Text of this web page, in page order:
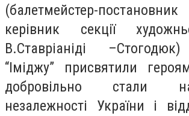
(балетмейстер-
керівник секції
В.Ставріаніді
“Іміджу” присвятили
добровільно стали
незалежності України і